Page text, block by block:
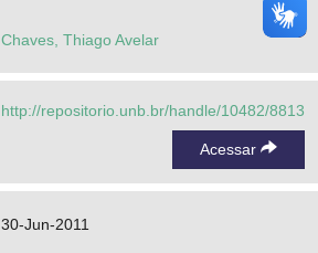
Chaves, Thiago Avelar
http://repositorio.unb.br/handle/10482/8813
Acessar
30-Jun-2011